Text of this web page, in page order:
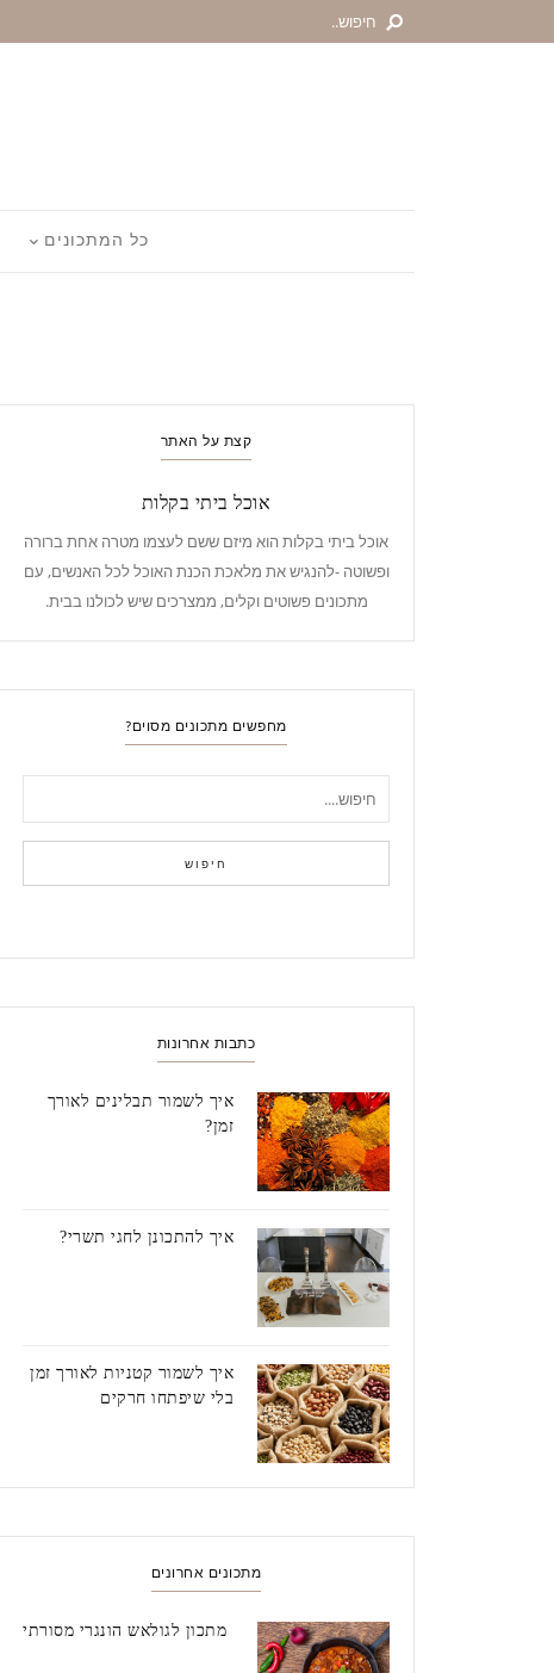
כל המתכונים
קצת על האתר
אוכל ביתי בקלות
אוכל ביתי בקלות הוא מיזם ששם לעצמו מטרה אחת ברורה
ופשוטה -להנגיש את מלאכת הכנת האוכל לכל האנשים, עם
מתכונים פשוטים וקלים, ממצרכים שיש לכולנו בבית.
מחפשים מתכונים מסוים?
חיפוש
כתבות אחרונות
איך לשמור תבלינים לאורך
זמן?
איך להתכונן לחגי תשרי?
איך לשמור קטניות לאורך זמן
בלי שיפתחו חרקים
מתכונים אחרונים
מתכון לגולאש הונגרי מסורתי